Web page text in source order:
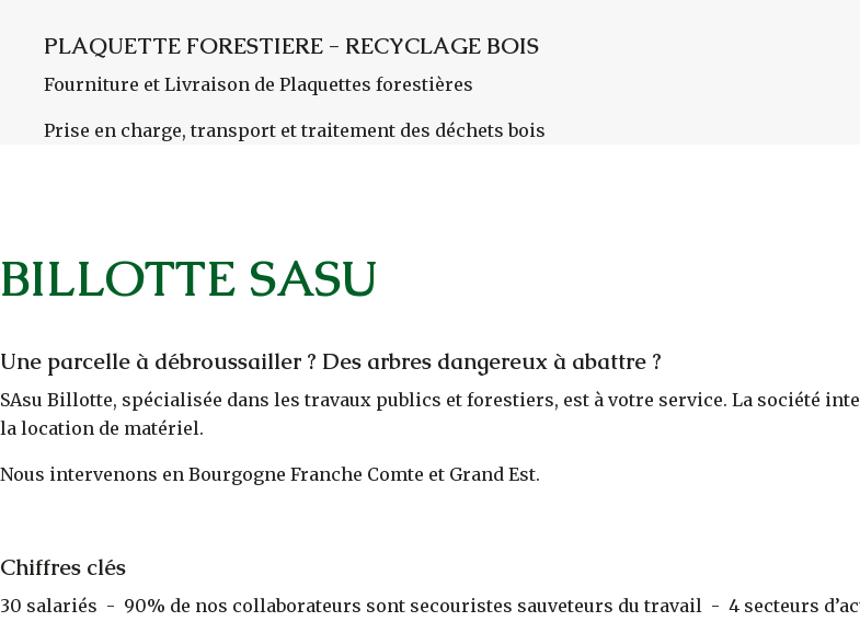
PLAQUETTE FORESTIERE - RECYCLAGE BOIS
Fourniture et Livraison de Plaquettes forestières
Prise en charge, transport et traitement des déchets bois
BILLOTTE SASU
Une parcelle à débroussailler ? Des arbres dangereux à abattre ?
SAsu Billotte, spécialisée dans les travaux publics et forestiers, est à votre service. La société
la location de matériel.
Nous intervenons en Bourgogne Franche Comte et Grand Est.
Chiffres clés
30 salariés - 90% de nos collaborateurs sont secouristes sauveteurs du travail - 4 secteurs